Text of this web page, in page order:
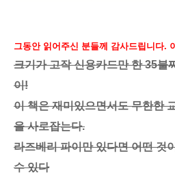
그동안 읽어주신 분들께 감사드립니다.
크기가 고작 신용카드만 한 35불
이!
이 책은 재미있으면서도 무한한
을 사로잡는다.
라즈베리 파이만 있다면 어떤 것
수 있다